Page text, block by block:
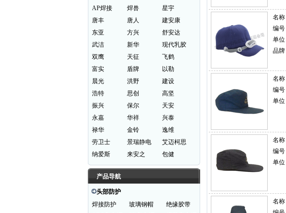
AP焊接
焊兽
星宇
唐丰
唐人
建安康
东亚
方兴
舒安达
武洁
新华
现代乳胶
双鹰
天征
飞鹤
富实
盾牌
以勒
晨光
洪野
建设
浩特
思创
高坚
振兴
保尔
天安
永嘉
华祥
兴泰
禄华
金铃
逸维
劳卫士
景瑞静电
艾迈柯思
纳爱斯
来安之 包健
产品导航
头部防护
焊接防护
玻璃钢帽
绝缘胶带
名称
编
单
品牌
名称
编
单
名称
编
单
名称